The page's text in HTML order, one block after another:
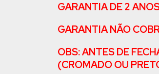
GARANTIA DE 2
GARANTIA NÃO
OBS: ANTES DE
(CROMADO OU